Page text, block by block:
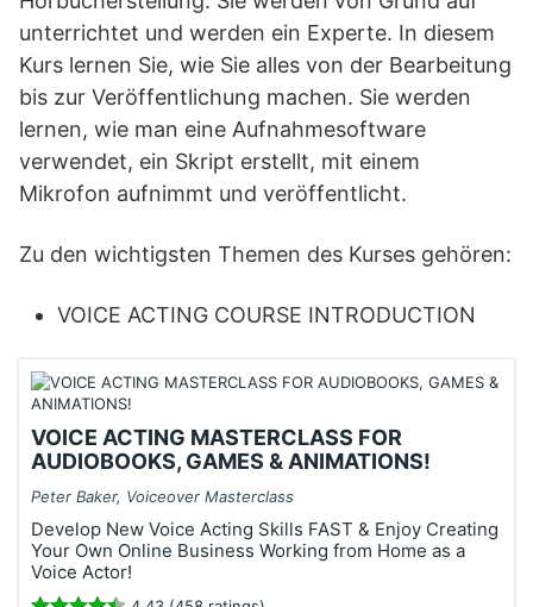
unterrichtet und werden ein Experte. In diesem
Kurs lernen Sie, wie Sie alles von der Bearbeitung
bis zur Veröffentlichung machen. Sie werden
lernen, wie man eine Aufnahmesoftware
verwendet, ein Skript erstellt, mit einem
Mikrofon aufnimmt und veröffentlicht.
Zu den wichtigsten Themen des Kurses gehören:
VOICE ACTING COURSE INTRODUCTION
VOICE ACTING MASTERCLASS FOR
AUDIOBOOKS, GAMES & ANIMATIONS!
Peter Baker, Voiceover Masterclass
Develop New Voice Acting Skills FAST & Enjoy Creating
Your Own Online Business Working from Home as a
Voice Actor!